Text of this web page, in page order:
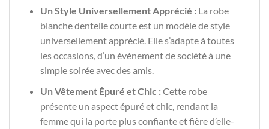
Un Style Universellement Apprécié :La robe
blanche dentelle courte est un modèle de style
universellement apprécié. Elle s’adapte à toutes
les occasions, d’un événement de société à une
simple soirée avec des amis.
Un Vêtement Épuré et Chic :Cette robe
présente un aspect épuré et chic, rendant la
femme qui la porte plus confiante et fière d’elle-